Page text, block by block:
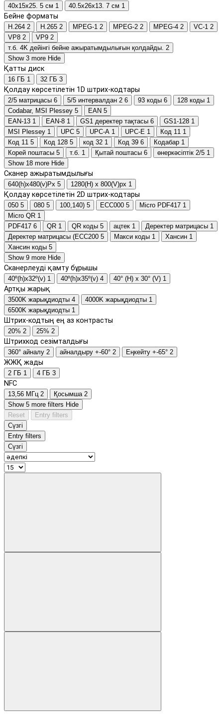
40х15х25. 5 см 1 40.5х26х13. 7 см 1
Бейне форматы
H.264 2 H.265 2 MPEG-1 2 MPEG-2 2 MPEG-4 2 VC-1 2
VP8 2 VP9 2
т.б. 4K дейінгі бейне ажыратымдылығын қолдайды. 2
Show 3 more Hide
Қатты диск
16 ГБ 1 32 ГБ 3
Қолдау көрсетілетін 1D штрих-кодтары
2/5 матрицасы 6 5/5 интервалдан 2 6 93 коды 6 128 коды 1
Codabar, MSI Plessey 5 EAN 5
EAN-13 1 EAN-8 1 GS1 деректер тақтасы 6 GS1-128 1
MSI Plessey 1 UPC 5 UPC-A 1 UPC-E 1 Код 11 1
Код 11 5 Код 128 5 код 32 1 Код 39 6 Кодабар 1
Корей поштасы 5 т.б. 1 Қытай поштасы 6 өнеркәсіптік 2/5 1
Show 18 more Hide
Сканер ажыратымдылығы
640(h)х480(v)Px 5 1280(H) x 800(V)px 1
Қолдау көрсетілетін 2D штрих-кодтары
050 5 080 5 100,140) 5 ECC000 5 Micro PDF417 1
Micro QR 1
PDF417 6 QR 1 QR коды 5 ацтек 1 Деректер матрицасы 1
Деректер матрицасы (ECC200 5 Макси коды 1 Хансин 1
Хансин коды 5
Show 9 more Hide
Сканерлеуді қамту бұрышы
40º(h)x32º(v) 1 40º(h)x35º(v) 4 40° (H) x 30° (V) 1
Артқы жарық
3500K жарықдиодты 4 4000K жарықдиодты 1
6500K жарықдиодты 1
Штрих-кодтың ең аз контрасты
20% 2 25% 2
Штрихкод сезімталдығы
360° айналу 2 айналдыру +-60° 2 Еңкейту +-65° 2
ЖЖҚ жады
2 ГБ 1 4 ГБ 3
NFC
13,56 МГц 2 Қосымша 2
Show 5 more filters Hide
Reset
Entry filters
Сүзгі
Entry filters
Сүзгі